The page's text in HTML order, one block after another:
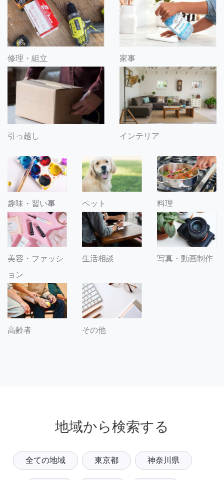
修理・組立 家事
引っ越し インテリア
趣味・習い事 ペット 料理
美容・ファッシ
ョン
生活相談 写真・動画制作
高齢者 その他
地域から検索する
全ての地域 東京都 神奈川県